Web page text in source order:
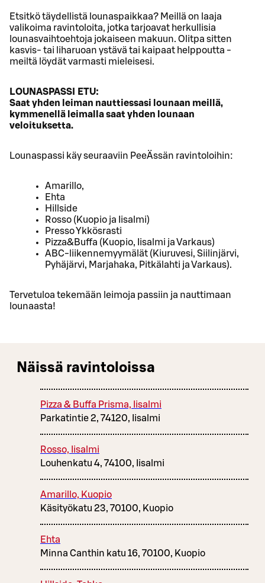
Etsitkö täydellistä lounaspaikkaa? Meillä on laaja
valikoima ravintoloita, jotka tarjoavat herkullisia
lounasvaihtoehtoja jokaiseen makuun. Olitpa sitten
kasvis- tai liharuoan ystävä tai kaipaat helppoutta -
meiltä löydät varmasti mieleisesi.
LOUNASPASSI ETU:
Saat yhden leiman nauttiessasi lounaan meillä,
kymmenellä leimalla saat yhden lounaan
veloituksetta.
Lounaspassi käy seuraaviin PeeÄssän ravintoloihin:
Amarillo,
Ehta
Hillside
Rosso (Kuopio ja Iisalmi)
Presso Ykkösrasti
Pizza&Buffa (Kuopio, Iisalmi ja Varkaus)
ABC-liikennemyymälät (Kiuruvesi, Siilinjärvi,
Pyhäjärvi, Marjahaka, Pitkälahti ja Varkaus).
Tervetuloa tekemään leimoja passiin ja nauttimaan
lounaasta!
Näissä ravintoloissa
Pizza & Buffa Prisma, Iisalmi
Parkatintie 2, 74120, Iisalmi
Rosso, Iisalmi
Louhenkatu 4, 74100, Iisalmi
Amarillo, Kuopio
Käsityökatu 23, 70100, Kuopio
Ehta
Minna Canthin katu 16, 70100, Kuopio